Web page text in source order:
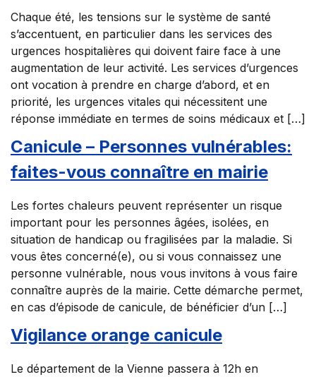
Chaque été, les tensions sur le système de santé
s’accentuent, en particulier dans les services des
urgences hospitalières qui doivent faire face à une
augmentation de leur activité. Les services d’urgences
ont vocation à prendre en charge d’abord, et en
priorité, les urgences vitales qui nécessitent une
réponse immédiate en termes de soins médicaux et […]
Canicule – Personnes vulnérables:
faites-vous connaître en mairie
Les fortes chaleurs peuvent représenter un risque
important pour les personnes âgées, isolées, en
situation de handicap ou fragilisées par la maladie. Si
vous êtes concerné(e), ou si vous connaissez une
personne vulnérable, nous vous invitons à vous faire
connaître auprès de la mairie. Cette démarche permet,
en cas d’épisode de canicule, de bénéficier d’un […]
Vigilance orange canicule
Le département de la Vienne passera à 12h en